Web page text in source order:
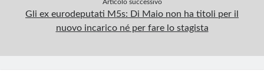
Articolo successivo
Gli ex eurodeputati M5s: Di Maio non ha titoli per il
nuovo incarico né per fare lo stagista